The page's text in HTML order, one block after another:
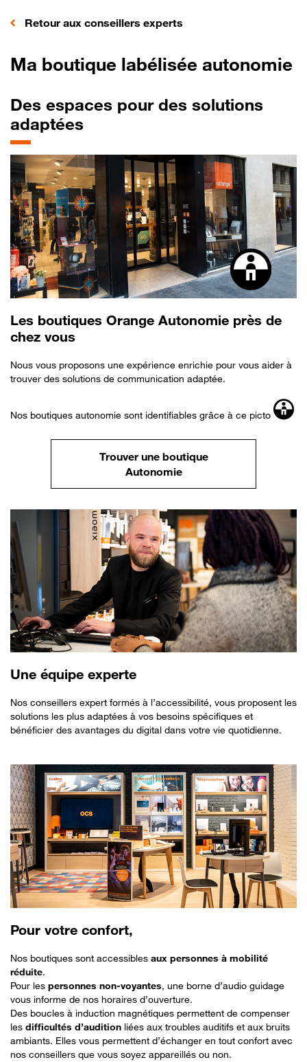
Retour aux conseillers experts
Ma boutique labélisée autonomie
Des espaces pour des solutions
adaptées
Les boutiques Orange Autonomie près de
chez vous
Nous vous proposons une expérience enrichie pour vous aider à
trouver des solutions de communication adaptée.
Nos boutiques autonomie sont identifiables grâce à ce picto
Trouver une boutique
Autonomie
Une équipe experte
Nos conseillers expert formés à l’accessibilité, vous proposent les
solutions les plus adaptées à vos besoins spécifiques et
bénéficier des avantages du digital dans votre vie quotidienne.
Pour votre confort,
Nos boutiques sont accessibles aux personnes à mobilité
réduite.
Pour les personnes non-voyantes, une borne d’audio guidage
vous informe de nos horaires d’ouverture.
Des boucles à induction magnétiques permettent de compenser
les difficultés d’audition liées aux troubles auditifs et aux bruits
ambiants. Elles vous permettent d’échanger en tout confort avec
nos conseillers que vous soyez appareillés ou non.